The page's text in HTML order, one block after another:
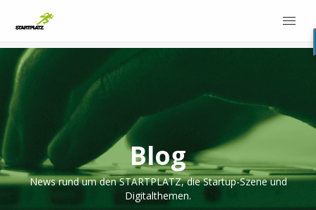
Blog
News rund um den STARTPLATZ, die Startup-Szene und
Digitalthemen.